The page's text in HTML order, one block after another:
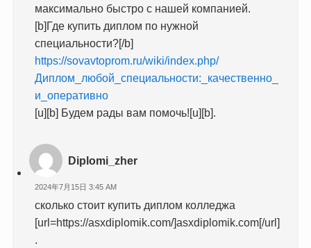
максимально быстро с нашей компанией.
[b]Где купить диплом по нужной
специальности?[/b]
https://sovavtoprom.ru/wiki/index.php/
Диплом_любой_специальности:_качественно_
и_оперативно
[u][b] Будем рады вам помочь![u][b].
Diplomi_zher
2024年7月15日 3:45 AM
сколько стоит купить диплом колледжа
[url=https://asxdiplomik.com/]asxdiplomik.com[/url]
.